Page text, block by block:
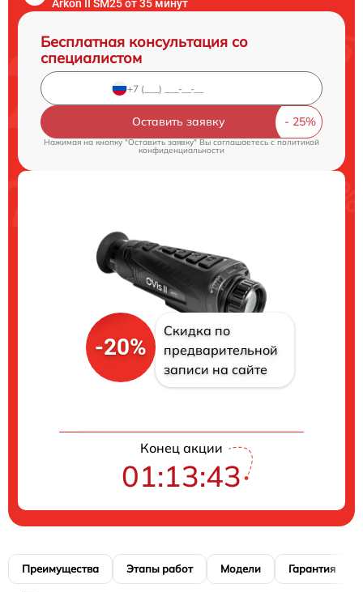
Arkon II SM25 от 35 минут
Бесплатная консультация со
специалистом
Оставить заявку
Нажимая на кнопку "Оставить заявку" Вы соглашаетесь c политикой
конфиденциальности
-20%
Скидка по
предварительной
записи на сайте
Конец акции
01:13:42
Преимущества Этапы работ Модели Гарантия